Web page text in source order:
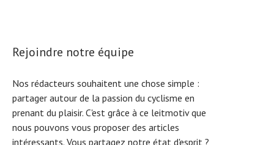
Rejoindre notre équipe
Nos rédacteurs souhaitent une chose simple :
partager autour de la passion du cyclisme en
prenant du plaisir. C'est grâce à ce leitmotiv que
nous pouvons vous proposer des articles
intéressants. Vous partagez notre état d'esprit ?